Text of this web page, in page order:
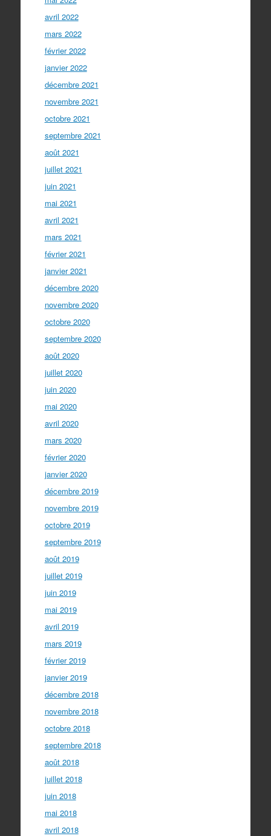
avril 2022
mars 2022
février 2022
janvier 2022
décembre 2021
novembre 2021
octobre 2021
septembre 2021
août 2021
juillet 2021
juin 2021
mai 2021
avril 2021
mars 2021
février 2021
janvier 2021
décembre 2020
novembre 2020
octobre 2020
septembre 2020
août 2020
juillet 2020
juin 2020
mai 2020
avril 2020
mars 2020
février 2020
janvier 2020
décembre 2019
novembre 2019
octobre 2019
septembre 2019
août 2019
juillet 2019
juin 2019
mai 2019
avril 2019
mars 2019
février 2019
janvier 2019
décembre 2018
novembre 2018
octobre 2018
septembre 2018
août 2018
juillet 2018
juin 2018
mai 2018
avril 2018